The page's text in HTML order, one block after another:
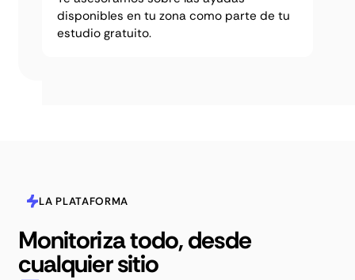
disponibles en tu zona como parte de tu
estudio gratuito.
LA PLATAFORMA
Monitoriza todo, desde
cualquier sitio